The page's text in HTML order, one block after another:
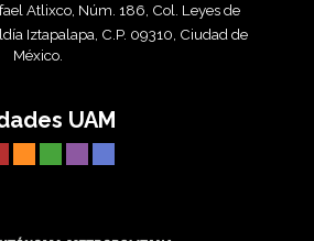
Atlixco, Núm. 186, Col. Leyes de
Iztapalapa, C.P. 09310, Ciudad de
México.
UAM